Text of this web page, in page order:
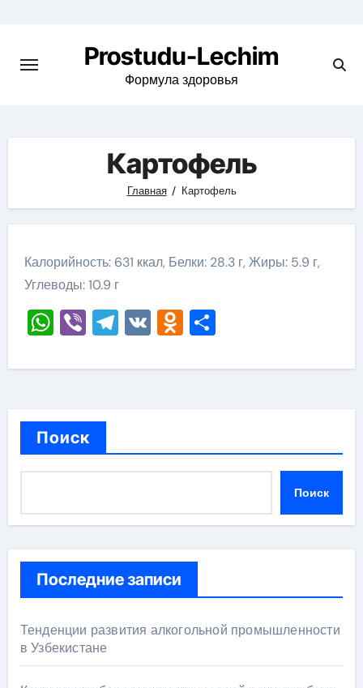
содержимому
Prostudu-Lechim
Формула здоровья
Картофель
Главная Картофель
Калорийность: 631 ккал, Белки: 28.3 г, Жиры: 5.9 г,
Углеводы: 10.9 г
WhatsApp
ViberTelegram
VKOdnoklassniki
Отправить
Поиск
Поиск
Последние записи
Тенденции развития алкогольной промышленности
в Узбекистане